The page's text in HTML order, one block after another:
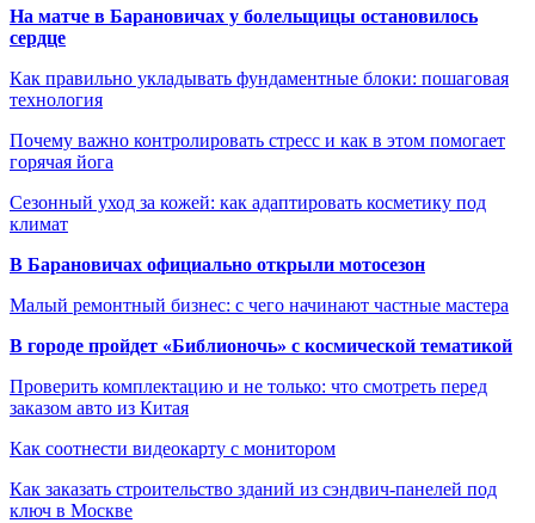
На матче в Барановичах у болельщицы остановилось
сердце
Как правильно укладывать фундаментные блоки: пошаговая
технология
Почему важно контролировать стресс и как в этом помогает
горячая йога
Сезонный уход за кожей: как адаптировать косметику под
климат
В Барановичах официально открыли мотосезон
Малый ремонтный бизнес: с чего начинают частные мастера
В городе пройдет «Библионочь» с космической тематикой
Проверить комплектацию и не только: что смотреть перед
заказом авто из Китая
Как соотнести видеокарту с монитором
Как заказать строительство зданий из сэндвич-панелей под
ключ в Москве